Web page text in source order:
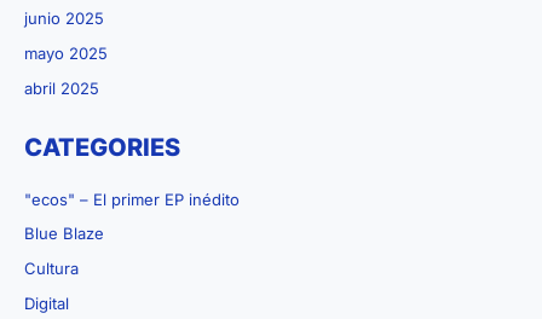
junio 2025
mayo 2025
abril 2025
CATEGORIES
"ecos" – El primer EP inédito
Blue Blaze
Cultura
Digital